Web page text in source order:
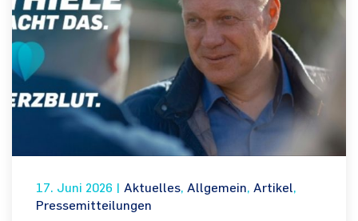
17. Juni 2026 Aktuelles, Allgemein, Artikel,
Pressemitteilungen